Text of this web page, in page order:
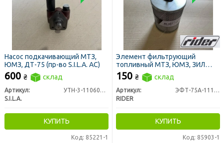
Насос подкачивающий МТЗ,
ЮМЗ, ДТ-75 (пр-во S.I.L.A. AC)
600 ₴ склад
Артикул:
УТН-3-1106010-А4
S.I.L.A.
КУПИТЬ
Код: 85221-1
Элемент фильтрующий
топливный МТЗ, ЮМЗ, ЗИЛ
5301 Т-40 тонкой очистки
метал. с р/к (RIDER)
150 ₴ склад
Артикул:
ЭФТ-75А-1117040
RIDER
КУПИТЬ
Код: 85903-1